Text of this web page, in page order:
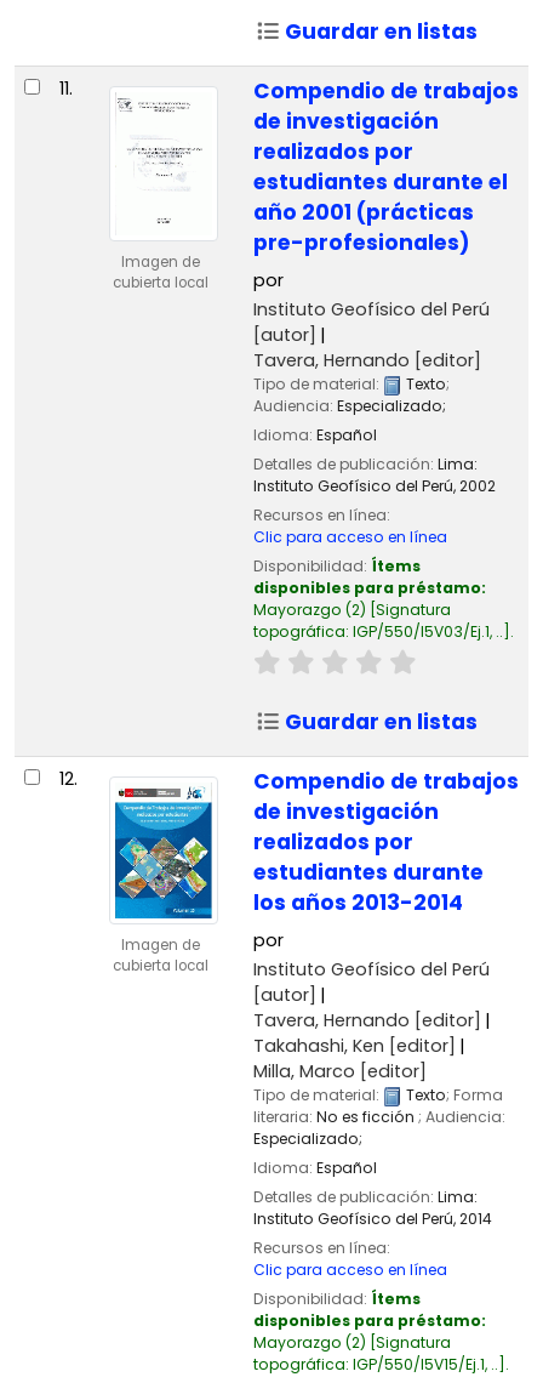
Guardar en listas
11.
Imagen de
cubierta local
Compendio de trabajos
de investigación
realizados por
estudiantes durante el
año 2001 (prácticas
pre-profesionales)
por
Instituto Geofísico del Perú
[autor]
Tavera, Hernando [editor]
Tipo de material: Texto;
Audiencia: Especializado;
Idioma: Español
Detalles de publicación: Lima:
Instituto Geofísico del Perú,2002
Recursos en línea:
Clic para acceso en línea
Disponibilidad: Ítems
disponibles para préstamo:
Mayorazgo (2) Signatura
topográfica: IGP/550/I5V03/Ej.1, .. .
Guardar en listas
12.
Imagen de
cubierta local
Compendio de trabajos
de investigación
realizados por
estudiantes durante
los años 2013-2014
por
Instituto Geofísico del Perú
[autor]
Tavera, Hernando [editor]
Takahashi, Ken [editor]
Milla, Marco [editor]
Tipo de material: Texto; Forma
literaria: No es ficción ; Audiencia:
Especializado;
Idioma: Español
Detalles de publicación: Lima:
Instituto Geofísico del Perú,2014
Recursos en línea:
Clic para acceso en línea
Disponibilidad: Ítems
disponibles para préstamo:
Mayorazgo (2) Signatura
topográfica: IGP/550/I5V15/Ej.1, .. .